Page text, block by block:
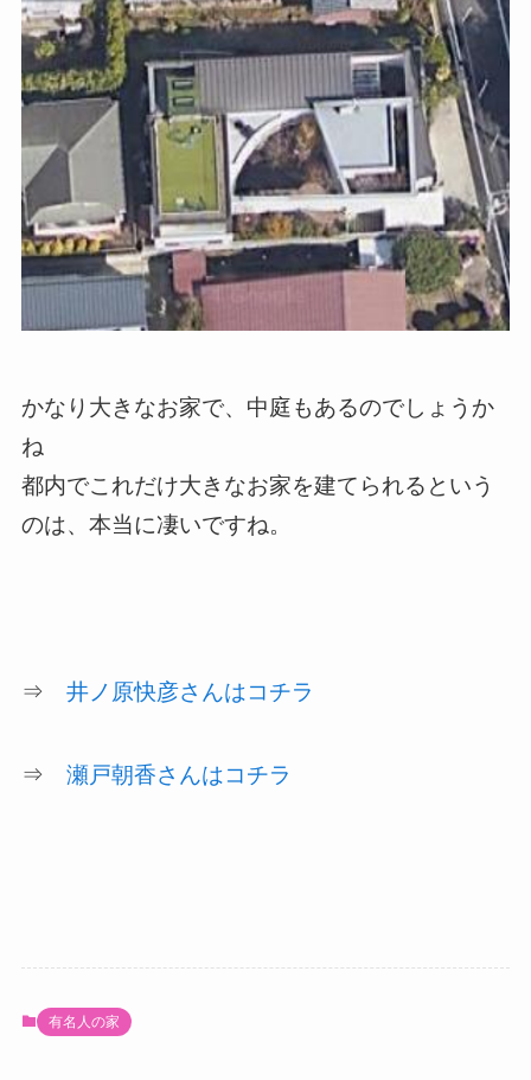
かなり大きなお家で、中庭もあるのでしょうか
ね
都内でこれだけ大きなお家を建てられるという
のは、本当に凄いですね。
⇒ 井ノ原快彦さんはコチラ
⇒ 瀬戸朝香さんはコチラ
有名人の家